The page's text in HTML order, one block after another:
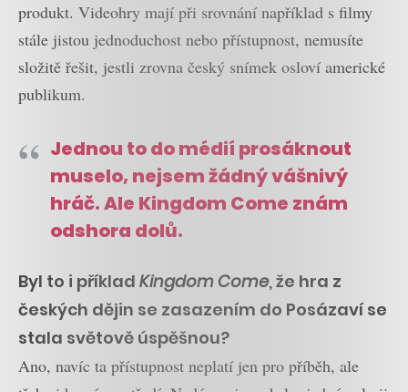
produkt. Videohry mají při srovnání například s filmy
stále jistou jednoduchost nebo přístupnost, nemusíte
složitě řešit, jestli zrovna český snímek osloví americké
publikum.
Jednou to do médií prosáknout
muselo, nejsem žádný vášnivý
hráč. Ale Kingdom Come znám
odshora dolů.
Byl to i příklad Kingdom Come, že hra z
českých dějin se zasazením do Posázaví se
stala světově úspěšnou?
Ano, navíc ta přístupnost neplatí jen pro příběh, ale